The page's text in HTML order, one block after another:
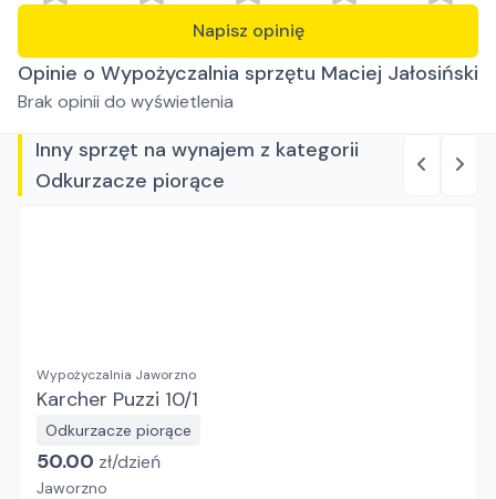
Napisz opinię
Opinie o Wypożyczalnia sprzętu Maciej Jałosiński
Brak opinii do wyświetlenia
Inny sprzęt na wynajem z kategorii
Odkurzacze piorące
Wypożyczalnia Jaworzno
Karcher Puzzi 10/1
Odkurzacze piorące
50.00 zł/dzień
Jaworzno